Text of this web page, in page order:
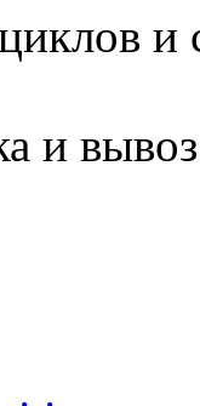
и
и